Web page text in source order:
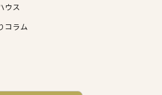
ウス
コラム